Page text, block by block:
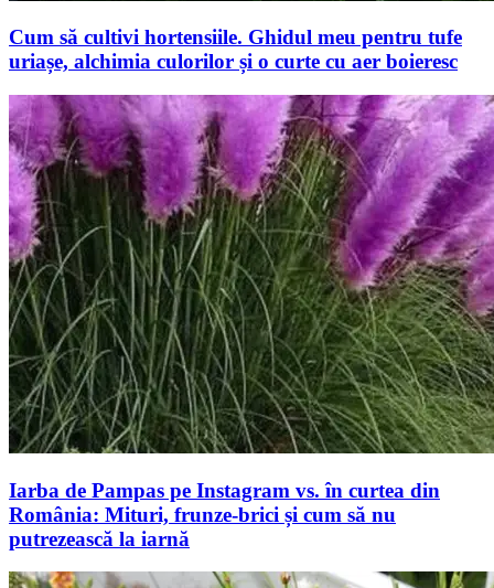
Cum să cultivi hortensiile. Ghidul meu pentru tufe
uriașe, alchimia culorilor și o curte cu aer boieresc
Iarba de Pampas pe Instagram vs. în curtea din
România: Mituri, frunze-brici și cum să nu
putrezească la iarnă